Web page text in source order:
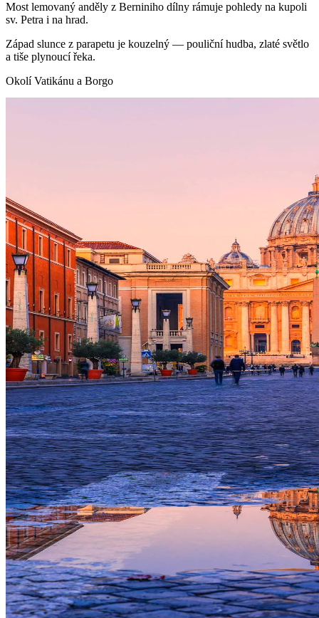
Most lemovaný anděly z Berniniho dílny rámuje pohledy na kupoli
sv. Petra i na hrad.
Západ slunce z parapetu je kouzelný — pouliční hudba, zlaté světlo
a tiše plynoucí řeka.
Okolí Vatikánu a Borgo